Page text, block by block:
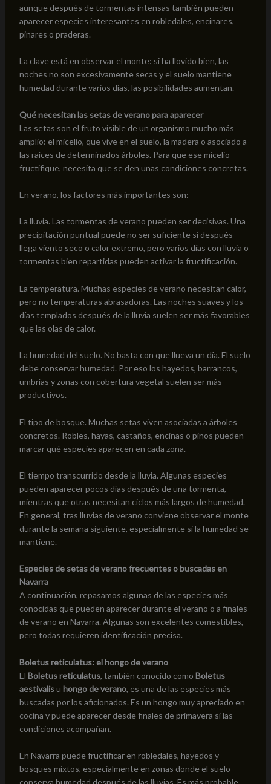
aunque después de tormentas intensas también pueden
aparecer especies interesantes en robledales, encinares,
pinares o praderas.
La clave está en observar el monte: si ha llovido bien, las
noches no son excesivamente secas y el suelo mantiene
humedad durante varios días, las posibilidades aumentan.
Qué necesitan las setas de verano para aparecer
Las setas son el fruto visible de un organismo mucho más
amplio: el micelio, que vive en el suelo, la madera o asociado a
las raíces de determinados árboles. Para que ese micelio
fructifique, necesita que se den unas condiciones concretas.
En verano, los factores más importantes son:
La lluvia. Las tormentas de verano pueden ser decisivas. Una
precipitación puntual puede no ser suficiente si después
llega viento seco o calor extremo, pero varios días con lluvia o
tormentas bien repartidas pueden activar la fructificación.
La temperatura. Muchas especies de verano necesitan calor,
pero no temperaturas abrasadoras. Las noches suaves y los
días templados después de la lluvia suelen ser más favorables
que las olas de calor.
La humedad del suelo. No basta con que llueva un día. El suelo
debe conservar humedad. Por eso los hayedos, barrancos,
umbrías y zonas con cobertura vegetal suelen ser más
productivos.
El tipo de bosque. Muchas setas viven asociadas a árboles
concretos. Robles, hayas, castaños, encinas o pinos pueden
marcar qué especies aparecen en cada zona.
El tiempo transcurrido desde la lluvia. Algunas especies
pueden aparecer pocos días después de una tormenta,
mientras que otras necesitan ciclos más largos de humedad.
En general, tras lluvias de verano conviene observar el monte
durante la semana siguiente, especialmente si la humedad se
mantiene.
Especies de setas de verano frecuentes o buscadas en
Navarra
A continuación, repasamos algunas de las especies más
conocidas que pueden aparecer durante el verano o a finales
de verano en Navarra. Algunas son excelentes comestibles,
pero todas requieren identificación precisa.
Boletus reticulatus: el hongo de verano
El Boletus reticulatus, también conocido como Boletus
aestivalisu hongo de verano, es una de las especies más
buscadas por los aficionados. Es un hongo muy apreciado en
cocina y puede aparecer desde finales de primavera si las
condiciones acompañan.
En Navarra puede fructificar en robledales, hayedos y
bosques mixtos, especialmente en zonas donde el suelo